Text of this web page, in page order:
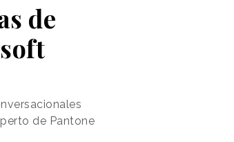
de
de Pantone